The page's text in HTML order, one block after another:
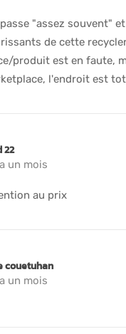
"assez souvent"
de cette
produit est en faute,
l'endroit est
22
un mois
au prix
couetuhan
un mois